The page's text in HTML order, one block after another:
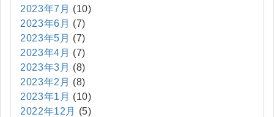
2023年7月 (10)
2023年6月 (7)
2023年5月 (7)
2023年4月 (7)
2023年3月 (8)
2023年2月 (8)
2023年1月 (10)
2022年12月
(5)